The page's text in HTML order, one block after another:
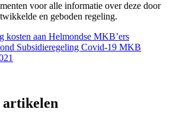
voor alle informatie over deze door
en geboden regeling.
kosten aan Helmondse MKB’ers
Subsidieregeling Covid-19 MKB